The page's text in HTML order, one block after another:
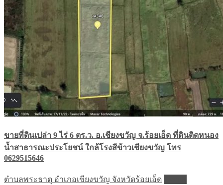
ขายที่ดินเปล่า 9 ไร่ 6 ตร.ว. อ.เชียงขวัญ จ.ร้อยเอ็ด ที่ดินติดหนอง
น้ำสาธารณะประโยชน์ ใกล้โรงสีข้าวเชียงขวัญ โทร
0629515646
ตำบลพระธาตุ อำเภอเชียงขวัญ จังหวัดร้อยเอ็ด